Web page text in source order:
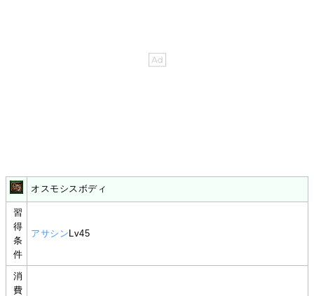
オスモシスボディ
習
得
条
件
アサシンLv45
消
費